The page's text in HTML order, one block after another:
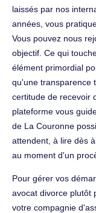
laissés par nos
années, vous
Vous pouvez nous
objectif. Ce qui
élément primordial
qu'une transparence
certitude de recevoir
plateforme vous
de La Couronne
attendent, à lire dès
au moment d'un
Pour gérer vos
avocat divorce plutôt
votre compagnie